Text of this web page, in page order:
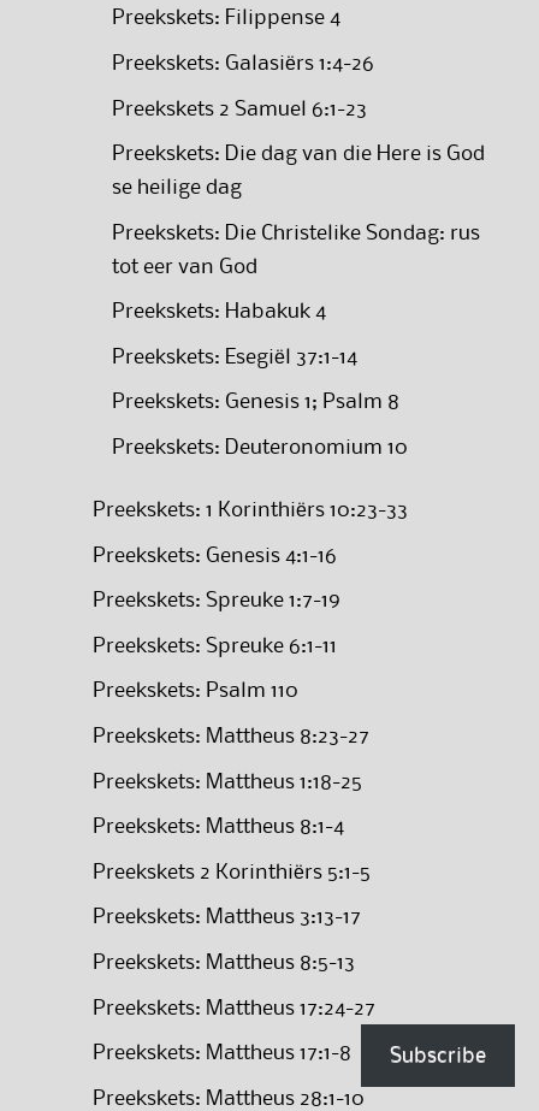
Preekskets: Filippense 4
Preekskets: Galasiërs 1:4-26
Preekskets 2 Samuel 6:1-23
Preekskets: Die dag van die Here is God
se heilige dag
Preekskets: Die Christelike Sondag: rus
tot eer van God
Preekskets: Habakuk 4
Preekskets: Esegiël 37:1-14
Preekskets: Genesis 1; Psalm 8
Preekskets: Deuteronomium 10
Preekskets: 1 Korinthiërs 10:23-33
Preekskets: Genesis 4:1-16
Preekskets: Spreuke 1:7-19
Preekskets: Spreuke 6:1-11
Preekskets: Psalm 110
Preekskets: Mattheus 8:23-27
Preekskets: Mattheus 1:18-25
Preekskets: Mattheus 8:1-4
Preekskets 2 Korinthiërs 5:1-5
Preekskets: Mattheus 3:13-17
Preekskets: Mattheus 8:5-13
Preekskets: Mattheus 17:24-27
Preekskets: Mattheus 17:1-8
Preekskets: Mattheus 28:1-10
Subscribe